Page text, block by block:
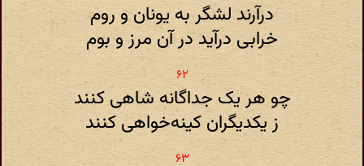
درآرند لشگر به یونان و روم
خرابی درآید در آن مرز و بوم
چو هر یک جداگانه شاهی کنند
ز یکدیگران کینه‌خواهی کنند